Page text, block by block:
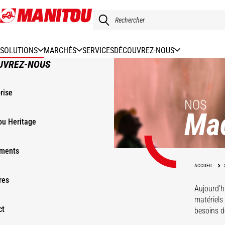
Aller
au
SOLUTIONS
MARCHÉS SERVICESDÉCOUVREZ-NOUS
NOUS
Heritage
NOS
ACCUEIL
besoins